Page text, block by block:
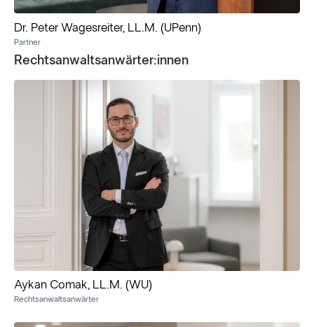
Dr. Peter Wagesreiter, LL.M. (UPenn)
Partner
Rechtsanwaltsanwärter:innen
Aykan Comak, LL.M. (WU)
Rechtsanwaltsanwärter